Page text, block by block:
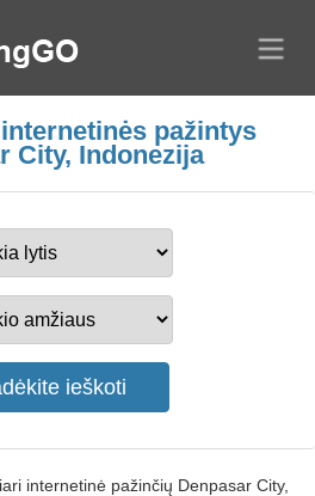
pažintys
City, Indonezija
internetinė pažinčių Denpasar City,